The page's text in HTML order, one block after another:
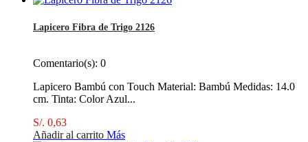
Lapicero Fibra de Trigo 2126
Comentario(s): 0
Lapicero Bambú con Touch Material: Bambú Medidas: 14.0
cm. Tinta: Color Azul...
S/. 0,63
Añadir al carrito Más